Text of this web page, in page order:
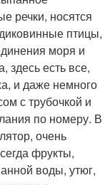
речки, носятся
птицы,
моря и
здесь есть все,
и даже немного
с трубочкой и
по номеру. В
очень
фрукты,
воды, утюг,